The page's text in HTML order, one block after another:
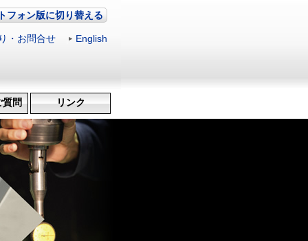
フォン版に切り替える
・お問合せ English
問 リンク